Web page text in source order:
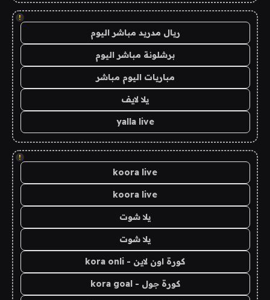
!
ريال مدريد مباشر اليوم
برشلونة مباشر اليوم
مباريات اليوم مباشر
يلا لايف
yalla live
!
koora live
koora live
يلا شوت
يلا شوت
كورة اون لاين - kora onli
كورة جول - kora goal